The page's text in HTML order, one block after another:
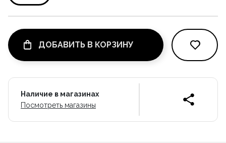
ДОБАВИТЬ В КОРЗИНУ
Наличие в магазинах
Посмотреть магазины